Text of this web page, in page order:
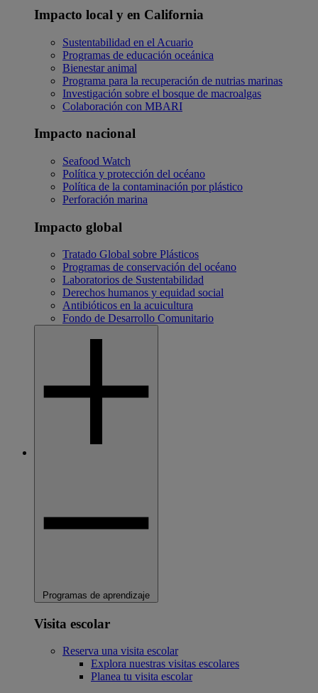
Impacto local y en California
Sustentabilidad en el Acuario
Programas de educación oceánica
Bienestar animal
Programa para la recuperación de nutrias marinas
Investigación sobre el bosque de macroalgas
Colaboración con MBARI
Impacto nacional
Seafood Watch
Política y protección del océano
Política de la contaminación por plástico
Perforación marina
Impacto global
Tratado Global sobre Plásticos
Programas de conservación del océano
Laboratorios de Sustentabilidad
Derechos humanos y equidad social
Antibióticos en la acuicultura
Fondo de Desarrollo Comunitario
Programas de aprendizaje
Visita escolar
Reserva una visita escolar
Explora nuestras visitas escolares
Planea tu visita escolar